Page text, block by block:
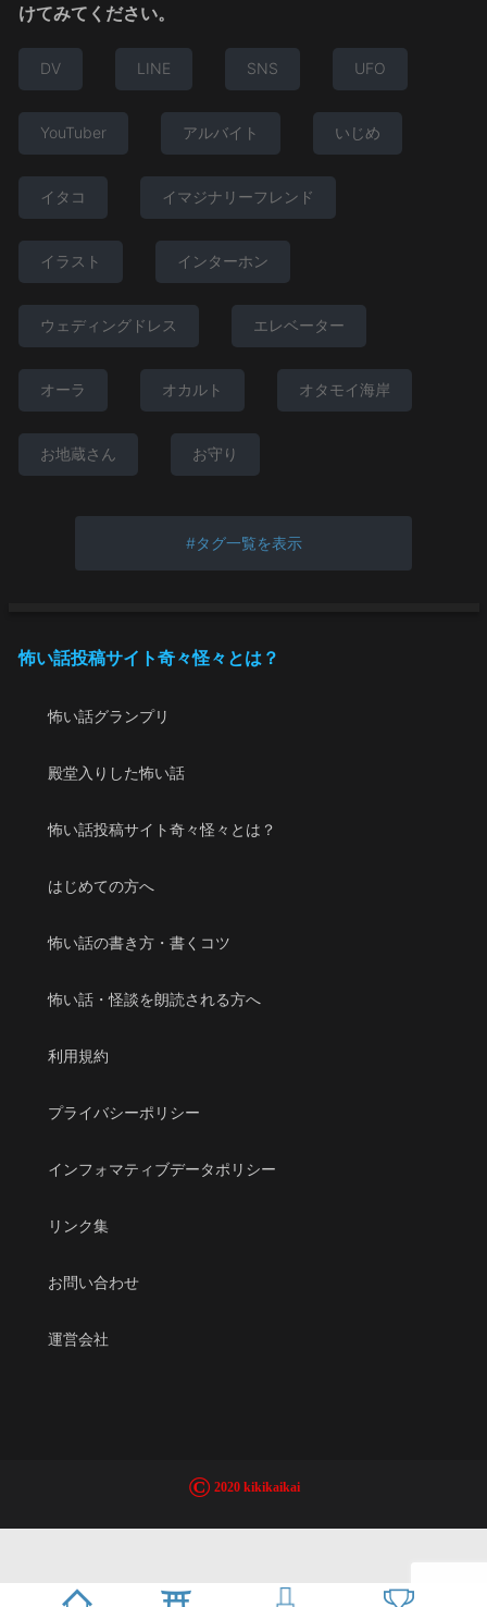
けてみてください。
DV LINE SNS UFO
YouTuber アルバイト いじめ
イタコ イマジナリーフレンド
イラスト インターホン
ウェディングドレス エレベーター
オーラ オカルト オタモイ海岸
お地蔵さん お守り
タグ一覧を表示
怖い話投稿サイト奇々怪々とは？
怖い話グランプリ
殿堂入りした怖い話
怖い話投稿サイト奇々怪々とは？
はじめての方へ
怖い話の書き方・書くコツ
怖い話・怪談を朗読される方へ
利用規約
プライバシーポリシー
インフォマティブデータポリシー
リンク集
お問い合わせ
運営会社
© 2020 kikikaikai